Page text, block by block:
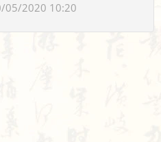
05/2020 10:20